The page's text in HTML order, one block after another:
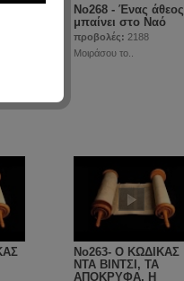
No268 - Ένας άθεος
μπαίνει στο Ναό
προβολές: 2188
Μοιράσου το..
No263- Ο ΚΩΔΙΚΑΣ
ΝΤΑ ΒΙΝΤΣΙ, ΤΑ
ΑΠΟΚΡΥΦΑ, Η